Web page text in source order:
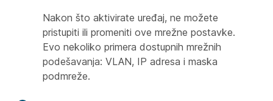
Nakon što aktivirate uređaj, ne možete
pristupiti ili promeniti ove mrežne postavke.
Evo nekoliko primera dostupnih mrežnih
podešavanja: VLAN, IP adresa i maska
podmreže.